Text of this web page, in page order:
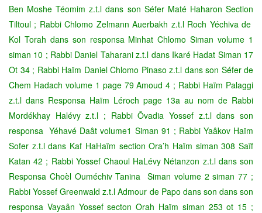
Ben Moshe Téomim z.t.l dans son Séfer Maté Haharon Section
Tiltoul ; Rabbi Chlomo Zelmann Auerbakh z.t.l Roch Yéchiva de
Kol Torah dans son responsa Minhat Chlomo Siman volume 1
siman 10 ; Rabbi Daniel Taharani z.t.l dans Ikaré Hadat Siman 17
Ot 34 ; Rabbi Haïm Daniel Chlomo Pinaso z.t.l dans son Séfer de
Chem Hadach volume 1 page 79 Amoud 4 ; Rabbi Haïm Palaggi
z.t.l dans Responsa Haïm Léroch page 13a au nom de Rabbi
Mordékhay Halévy z.t.l ; Rabbi Ôvadia Yossef z.t.l dans son
responsa Yéhavé Daât volume1 Siman 91 ; Rabbi Yaâkov Haïm
Sofer z.t.l dans Kaf HaHaïm section Ora’h Haïm siman 308 Saïf
Katan 42 ; Rabbi Yossef Chaoul HaLévy Nétanzon z.t.l dans son
Responsa Choèl Ouméchiv Tanina Siman volume 2 siman 77 ;
Rabbi Yossef Greenwald z.t.l Admour de Papo dans son dans son
responsa Vayaân Yossef secton Orah Haïm siman 253 ot 15 ;